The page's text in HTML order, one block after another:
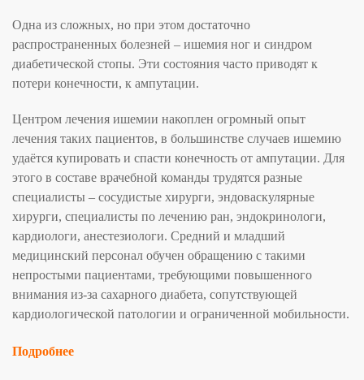
Одна из сложных, но при этом достаточно
распространенных болезней – ишемия ног и синдром
диабетической стопы. Эти состояния часто приводят к
потери конечности, к ампутации.
Центром лечения ишемии накоплен огромный опыт
лечения таких пациентов, в большинстве случаев ишемию
удаётся купировать и спасти конечность от ампутации. Для
этого в составе врачебной команды трудятся разные
специалисты – сосудистые хирурги, эндоваскулярные
хирурги, специалисты по лечению ран, эндокринологи,
кардиологи, анестезиологи. Средний и младший
медицинский персонал обучен обращению с такими
непростыми пациентами, требующими повышенного
внимания из-за сахарного диабета, сопутствующей
кардиологической патологии и ограниченной мобильности.
Подробнее